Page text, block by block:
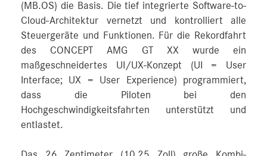
(MB.OS) die Basis. Die tief integrierte Software-to-
Cloud-Architektur vernetzt und kontrolliert alle
Steuergeräte und Funktionen. Für die Rekordfahrt
des CONCEPT AMG GT XX wurde ein
maßgeschneidertes UI/UX-Konzept (UI = User
Interface; UX = User Experience) programmiert,
dass die Piloten bei den
Hochgeschwindigkeitsfahrten unterstützt und
entlastet.